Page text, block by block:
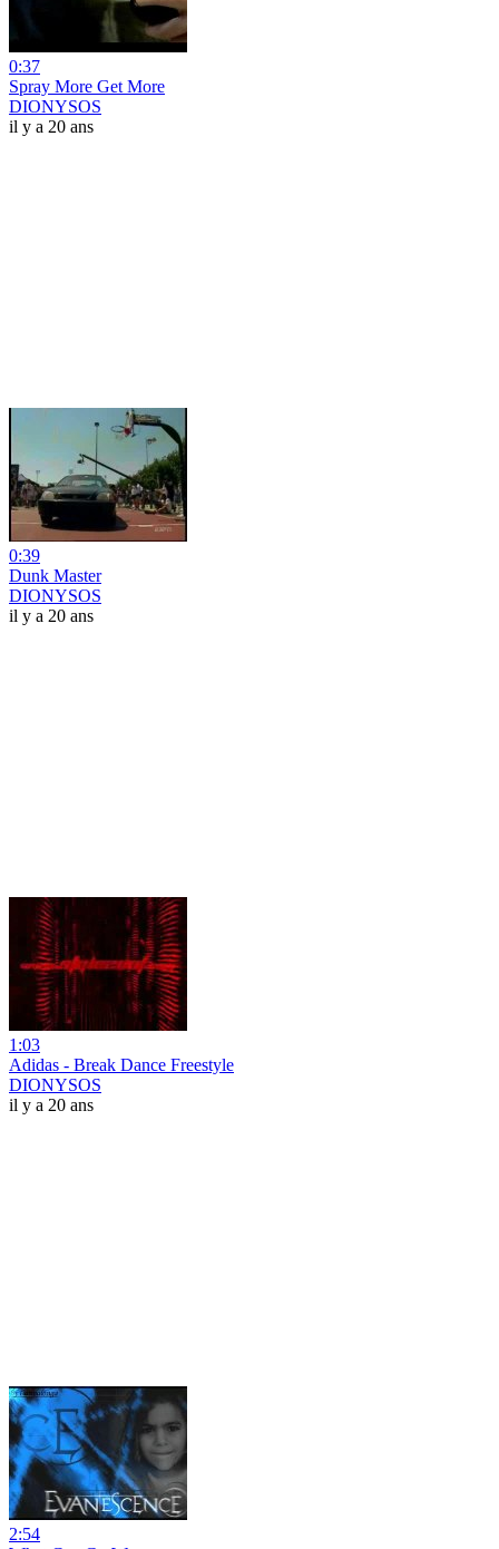
0:37
Spray More Get More
DIONYSOS
il y a 20 ans
0:39
Dunk Master
DIONYSOS
il y a 20 ans
1:03
Adidas - Break Dance Freestyle
DIONYSOS
il y a 20 ans
2:54